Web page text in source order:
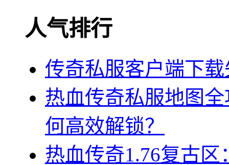
人气排行
传奇私服客户端下
热血传奇私服地图
何高效解锁？
热血传奇1.76复古